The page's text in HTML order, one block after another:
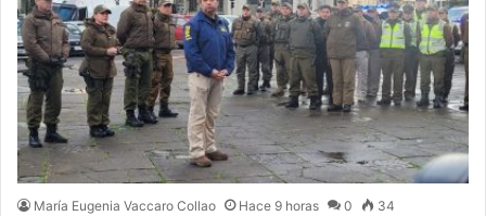
María Eugenia Vaccaro Collao Hace 9 horas 0 34